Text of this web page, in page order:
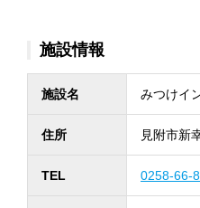
施設情報
施設名 みつけイ
住所 見附市新
TEL 0258-66-